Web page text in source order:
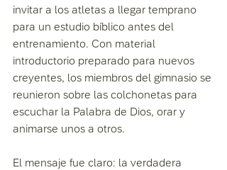
invitar a los atletas a llegar temprano
para un estudio bíblico antes del
entrenamiento. Con material
introductorio preparado para nuevos
creyentes, los miembros del gimnasio se
reunieron sobre las colchonetas para
escuchar la Palabra de Dios, orar y
animarse unos a otros.
El mensaje fue claro: la verdadera